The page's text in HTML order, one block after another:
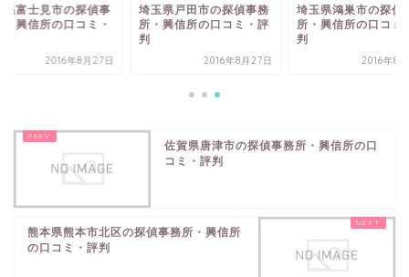
県富士見市の探偵事
・興信所の口コミ・
2016年8月27日
埼玉県戸田市の探偵事務
所・興信所の口コミ・評
判
2016年8月27日
埼玉県鴻巣市の探偵
所・興信所の口コミ
判
2016年8
佐賀県唐津市の探偵事務所・興信所の口
コミ・評判
熊本県熊本市北区の探偵事務所・興信所
の口コミ・評判